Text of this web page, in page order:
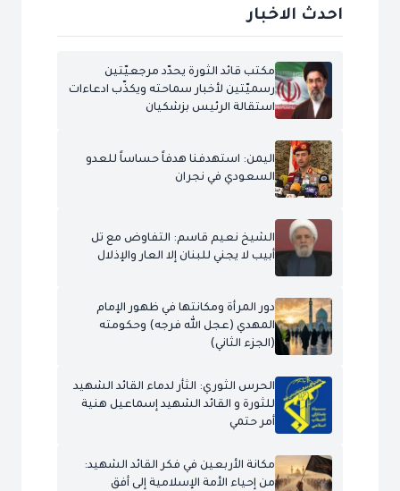
احدث الاخبار
مكتب قائد الثورة يحدّد مرجعيّتين
رسميّتين لأخبار سماحته ويكذّب ادعاءات
استقالة الرئيس بزشكيان
اليمن: استهدفنا هدفاً حساساً للعدو
السعودي في نجران
الشيخ نعيم قاسم: التفاوض مع تل
أبيب لا يجني للبنان إلا العار والإذلال
دور المرأة ومكانتها في ظهور الإمام
المهدي (عجل الله فرجه) وحكومته
(الجزء الثاني)
الحرس الثوري: الثأر لدماء القائد الشهيد
للثورة و القائد الشهيد إسماعيل هنية
أمر حتمي
مكانة الأربعين في فكر القائد الشهيد:
من إحياء الأمة الإسلامية إلى أفق